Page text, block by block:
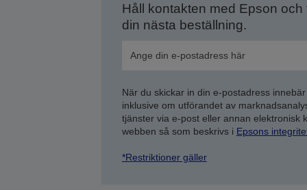
Håll kontakten med Epson
din nästa beställning.
När du skickar in din e-postadress
inklusive om utförandet av
tjänster via e-post eller annan elektronisk
webben så som beskrivs i Epsons
*Restriktioner gäller